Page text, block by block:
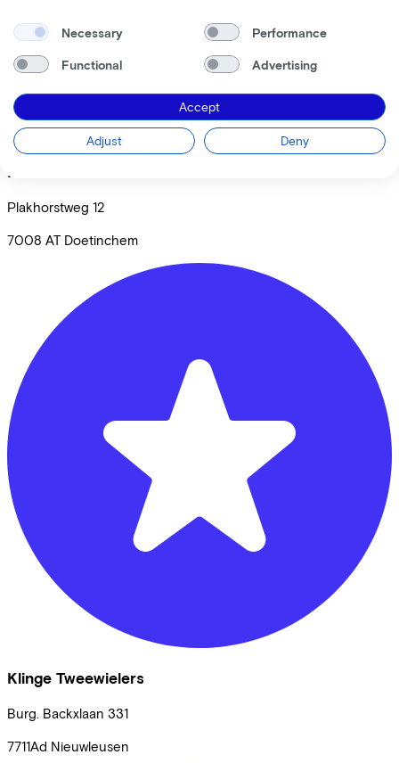
Fluit Tweewielers
Plakhorstweg 12
7008 AT Doetinchem
Klinge Tweewielers
Burg. Backxlaan 331
7711Ad Nieuwleusen
Necessary Performance
Functional Advertising
Accept
Adjust Deny